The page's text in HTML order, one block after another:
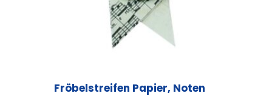
Produktseite
gewählt
werden
Fröbelstreifen Papier, Noten